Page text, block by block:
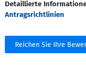
Detaillierte
Antragsrichtlinien
Reichen Sie Ihre